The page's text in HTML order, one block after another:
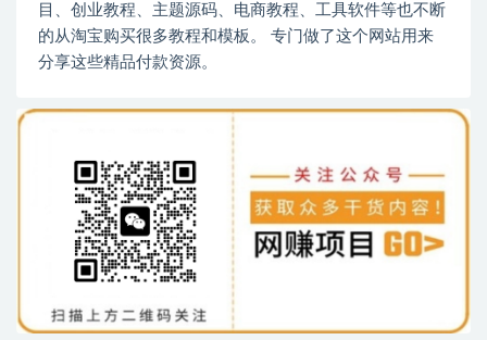
目、创业教程、主题源码、电商教程、工具软件等也不断
的从淘宝购买很多教程和模板。 专门做了这个网站用来
分享这些精品付款资源。